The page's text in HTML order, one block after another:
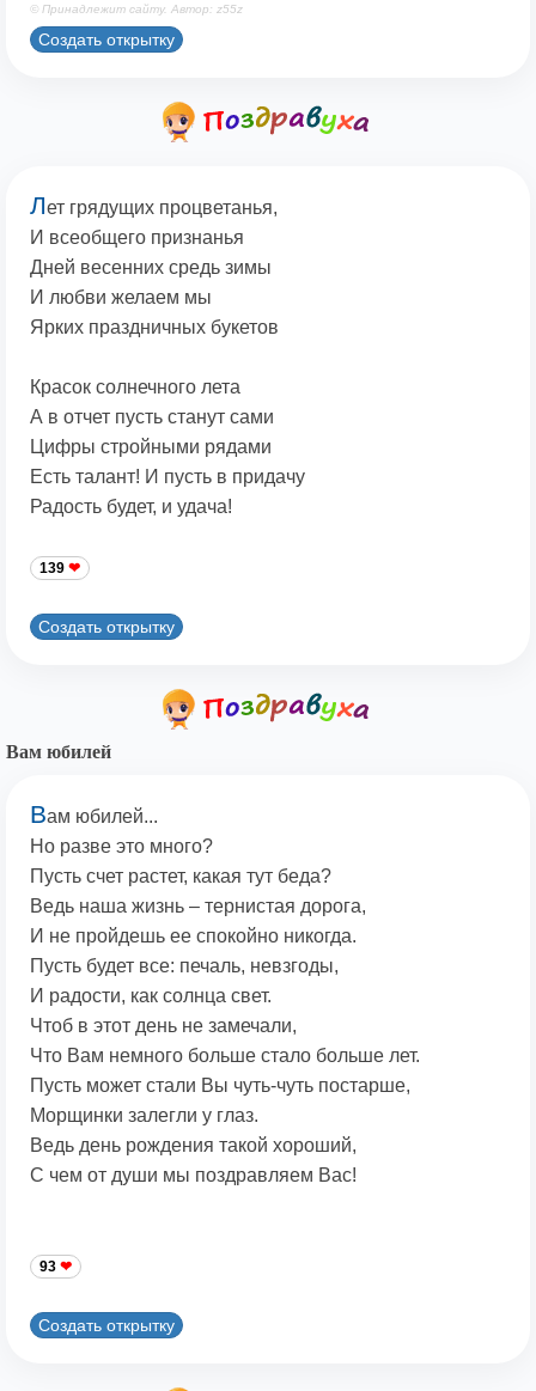
© Принадлежит сайту. Автор: z55z
Создать открытку
Лет грядущих процветанья,
И всеобщего признанья
Дней весенних средь зимы
И любви желаем мы
Ярких праздничных букетов
Красок солнечного лета
А в отчет пусть станут сами
Цифры стройными рядами
Есть талант! И пусть в придачу
Радость будет, и удача!
139
Создать открытку
Вам юбилей
Вам юбилей...
Но разве это много?
Пусть счет растет, какая тут беда?
Ведь наша жизнь – тернистая дорога,
И не пройдешь ее спокойно никогда.
Пусть будет все: печаль, невзгоды,
И радости, как солнца свет.
Чтоб в этот день не замечали,
Что Вам немного больше стало больше лет.
Пусть может стали Вы чуть-чуть постарше,
Морщинки залегли у глаз.
Ведь день рождения такой хороший,
С чем от души мы поздравляем Вас!
93
Создать открытку